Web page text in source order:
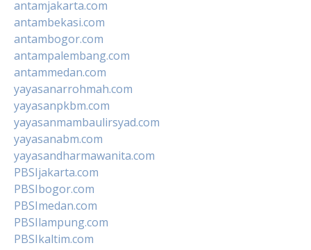
antamjakarta.com
antambekasi.com
antambogor.com
antampalembang.com
antammedan.com
yayasanarrohmah.com
yayasanpkbm.com
yayasanmambaulirsyad.com
yayasanabm.com
yayasandharmawanita.com
PBSIjakarta.com
PBSIbogor.com
PBSImedan.com
PBSIlampung.com
PBSIkaltim.com